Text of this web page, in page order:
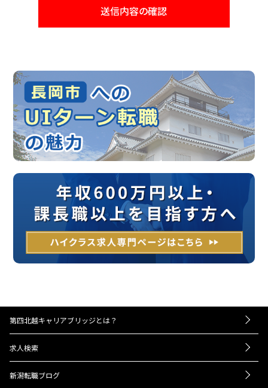
第四北越キャリアブリッジとは？
－UIターンをお考えの方へ
求人検索
Q＆A
新潟転職ブログ